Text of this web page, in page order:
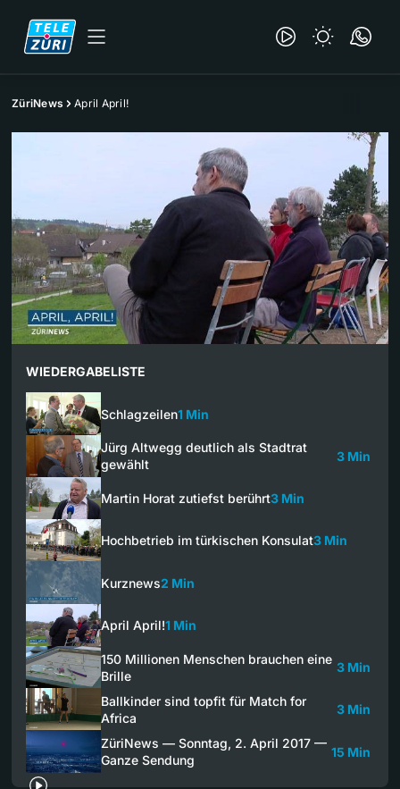
ZüriNews April April!
WIEDERGABELISTE
Schlagzeilen1 Min
Jürg Altwegg deutlich als Stadtrat
gewählt
3 Min
Martin Horat zutiefst berührt3 Min
Hochbetrieb im türkischen Konsulat3 Min
Kurznews2 Min
April April!1 Min
150 Millionen Menschen brauchen eine
Brille
3 Min
Ballkinder sind topfit für Match for
Africa
3 Min
ZüriNews — Sonntag, 2. April 2017 —
Ganze Sendung
15 Min